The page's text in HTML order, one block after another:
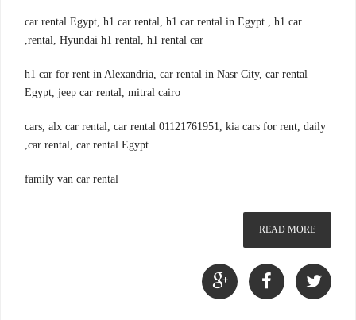
car rental Egypt, h1 car rental, h1 car rental in Egypt , h1 car
rental, Hyundai h1 rental, h1 rental car,
h1 car for rent in Alexandria, car rental in Nasr City, car rental
Egypt, jeep car rental, mitral cairo
cars, alx car rental, car rental 01121761951, kia cars for rent, daily
car rental, car rental Egypt,
family van car rental
READ MORE